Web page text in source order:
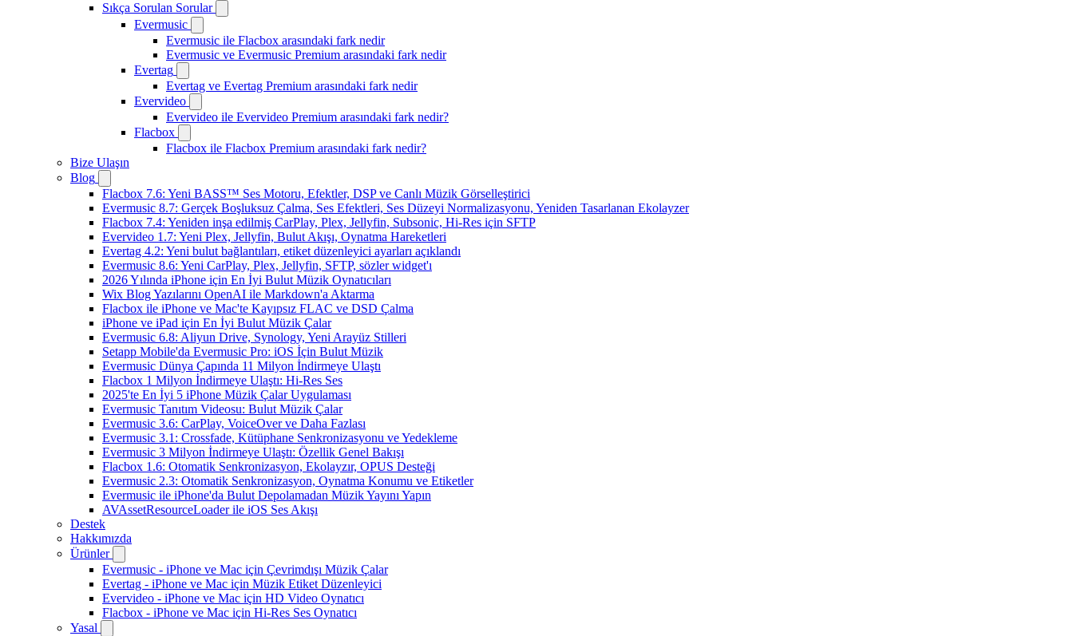
Sıkça Sorulan Sorular
Evermusic
Evermusic ile Flacbox arasındaki fark nedir
Evermusic ve Evermusic Premium arasındaki fark nedir
Evertag
Evertag ve Evertag Premium arasındaki fark nedir
Evervideo
Evervideo ile Evervideo Premium arasındaki fark nedir?
Flacbox
Flacbox ile Flacbox Premium arasındaki fark nedir?
Bize Ulaşın
Blog
Flacbox 7.6: Yeni BASS™ Ses Motoru, Efektler, DSP ve Canlı Müzik Görselleştirici
Evermusic 8.7: Gerçek Boşluksuz Çalma, Ses Efektleri, Ses Düzeyi Normalizasyonu, Yeniden Tasarlanan Ekolayzer
Flacbox 7.4: Yeniden inşa edilmiş CarPlay, Plex, Jellyfin, Subsonic, Hi-Res için SFTP
Evervideo 1.7: Yeni Plex, Jellyfin, Bulut Akışı, Oynatma Hareketleri
Evertag 4.2: Yeni bulut bağlantıları, etiket düzenleyici ayarları açıklandı
Evermusic 8.6: Yeni CarPlay, Plex, Jellyfin, SFTP, sözler widget'ı
2026 Yılında iPhone için En İyi Bulut Müzik Oynatıcıları
Wix Blog Yazılarını OpenAI ile Markdown'a Aktarma
Flacbox ile iPhone ve Mac'te Kayıpsız FLAC ve DSD Çalma
iPhone ve iPad için En İyi Bulut Müzik Çalar
Evermusic 6.8: Aliyun Drive, Synology, Yeni Arayüz Stilleri
Setapp Mobile'da Evermusic Pro: iOS İçin Bulut Müzik
Evermusic Dünya Çapında 11 Milyon İndirmeye Ulaştı
Flacbox 1 Milyon İndirmeye Ulaştı: Hi-Res Ses
2025'te En İyi 5 iPhone Müzik Çalar Uygulaması
Evermusic Tanıtım Videosu: Bulut Müzik Çalar
Evermusic 3.6: CarPlay, VoiceOver ve Daha Fazlası
Evermusic 3.1: Crossfade, Kütüphane Senkronizasyonu ve Yedekleme
Evermusic 3 Milyon İndirmeye Ulaştı: Özellik Genel Bakışı
Flacbox 1.6: Otomatik Senkronizasyon, Ekolayzır, OPUS Desteği
Evermusic 2.3: Otomatik Senkronizasyon, Oynatma Konumu ve Etiketler
Evermusic ile iPhone'da Bulut Depolamadan Müzik Yayını Yapın
AVAssetResourceLoader ile iOS Ses Akışı
Destek
Hakkımızda
Ürünler
Evermusic - iPhone ve Mac için Çevrimdışı Müzik Çalar
Evertag - iPhone ve Mac için Müzik Etiket Düzenleyici
Evervideo - iPhone ve Mac için HD Video Oynatıcı
Flacbox - iPhone ve Mac için Hi-Res Ses Oynatıcı
Yasal